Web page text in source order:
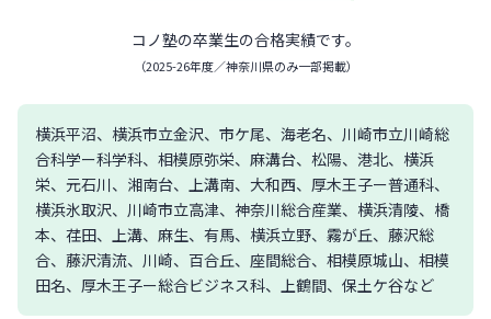
コノ塾の卒業生の合格実績です。
（2025-26年度／神奈川県のみ一部掲載）
横浜平沼、横浜市立金沢、市ケ尾、海老名、川崎市立川崎総
合科学ー科学科、相模原弥栄、麻溝台、松陽、港北、横浜
栄、元石川、湘南台、上溝南、大和西、厚木王子ー普通科、
横浜氷取沢、川崎市立高津、神奈川総合産業、横浜清陵、橋
本、荏田、上溝、麻生、有馬、横浜立野、霧が丘、藤沢総
合、藤沢清流、川崎、百合丘、座間総合、相模原城山、相模
田名、厚木王子ー総合ビジネス科、上鶴間、保土ケ谷など